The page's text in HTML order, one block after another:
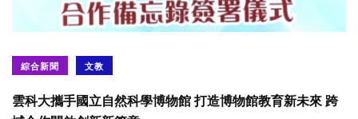
綜合新聞 文教
雲科大攜手國立自然科學博物館 打造博物館教育新未來 跨